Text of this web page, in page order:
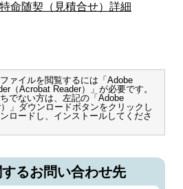
命随契（見積合せ）詳細
ァイルを閲覧するには「Adobe
（Acrobat Reader）」が必要です。
でない方は、左記の「Adobe
」ダウンロードボタンをクリックし
ロードし、インストールしてくださ
るお問い合わせ先